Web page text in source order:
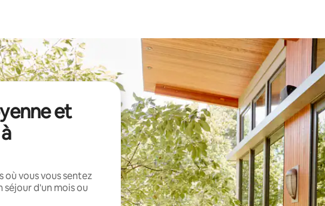
et
où vous vous sentez
séjour d'un mois ou